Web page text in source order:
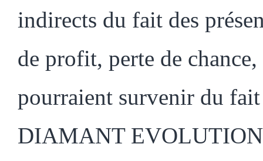
indirects du fait des
de profit, perte de
pourraient survenir du
DIAMANT EVOLUTION